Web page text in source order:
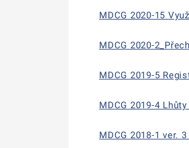
MDCG 2020-15
MDCG 2020-
MDCG 2019-5
MDCG 2019-4
MDCG 2018-1 ver.